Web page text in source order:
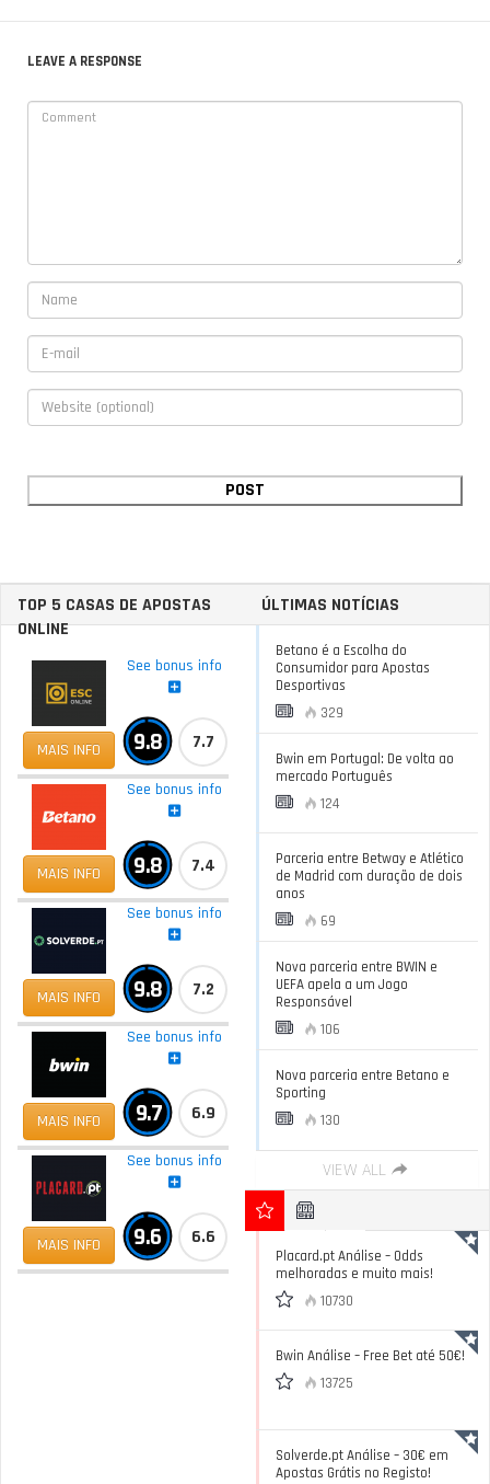
LEAVE A RESPONSE
TOP 5 CASAS DE APOSTAS
ONLINE
MAIS INFO
See bonus info
9.8 7.7
MAIS INFO
See bonus info
9.8 7.4
MAIS INFO
See bonus info
9.8 7.2
MAIS INFO
See bonus info
9.7 6.9
MAIS INFO
See bonus info
9.6 6.6
ÚLTIMAS NOTÍCIAS
Betano é a Escolha do
Consumidor para Apostas
Desportivas
329
Bwin em Portugal: De volta ao
mercado Português
124
Parceria entre Betway e Atlético
de Madrid com duração de dois
anos
69
Nova parceria entre BWIN e
UEFA apela a um Jogo
Responsável
106
Nova parceria entre Betano e
Sporting
130
VIEW ALL
Placard.pt Análise – Odds
melhoradas e muito mais!
10730
Bwin Análise – Free Bet até 50€!
13725
Solverde.pt Análise – 30€ em
Apostas Grátis no Registo!